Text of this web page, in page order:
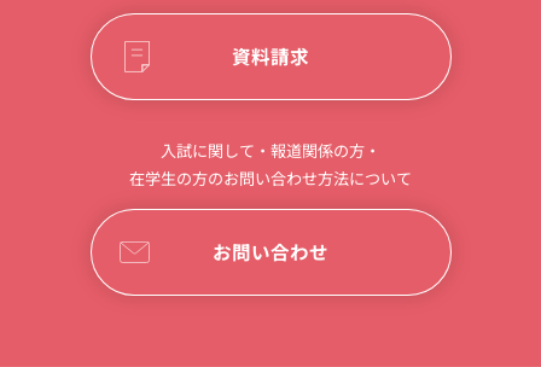
資料請求
入試に関して・報道関係の方・
在学生の方のお問い合わせ方法について
お問い合わせ